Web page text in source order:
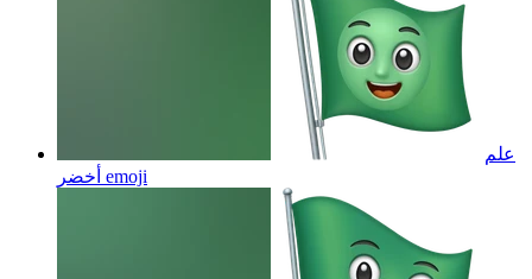
علم
emoji